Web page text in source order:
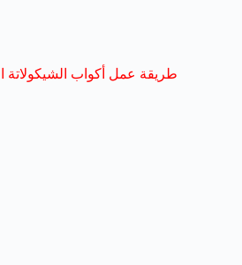
طريقة عمل أكواب الشيكولاتة